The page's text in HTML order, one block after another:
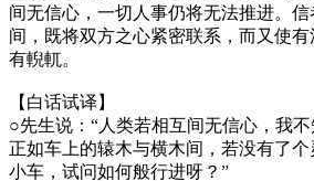
间无信心，一切人事仍将无法推进。
间，既将双方之心紧密联系，而又使
有輗軏。
【白话试译】
○先生说：“人类若相互间无信心，我不
正如车上的辕木与横木间，若没有了
小车，试问如何般行进呀？”